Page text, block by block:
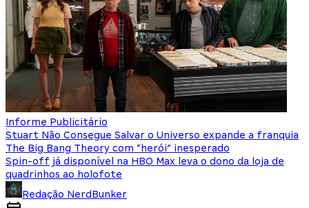
Informe Publicitário
Stuart Não Consegue Salvar o Universo expande a franquia
The Big Bang Theory com “herói” inesperado
Spin-off já disponível na HBO Max leva o dono da loja de
quadrinhos ao holofote
Redação NerdBunker